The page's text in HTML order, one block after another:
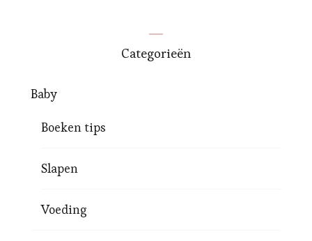
Categorieën
Baby
Boeken tips
Slapen
Voeding